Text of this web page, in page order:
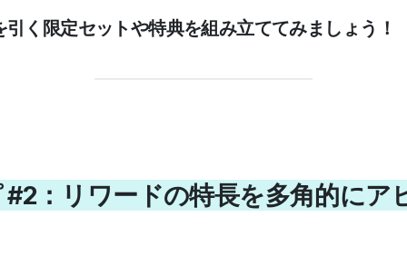
く限定セットや特典を組み立ててみましょう！
#2：リワードの特長を多角的にア